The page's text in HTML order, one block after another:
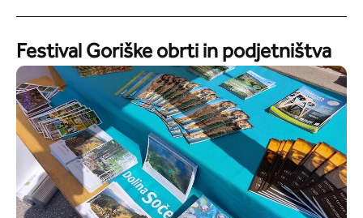
Festival Goriške obrti in podjetništva